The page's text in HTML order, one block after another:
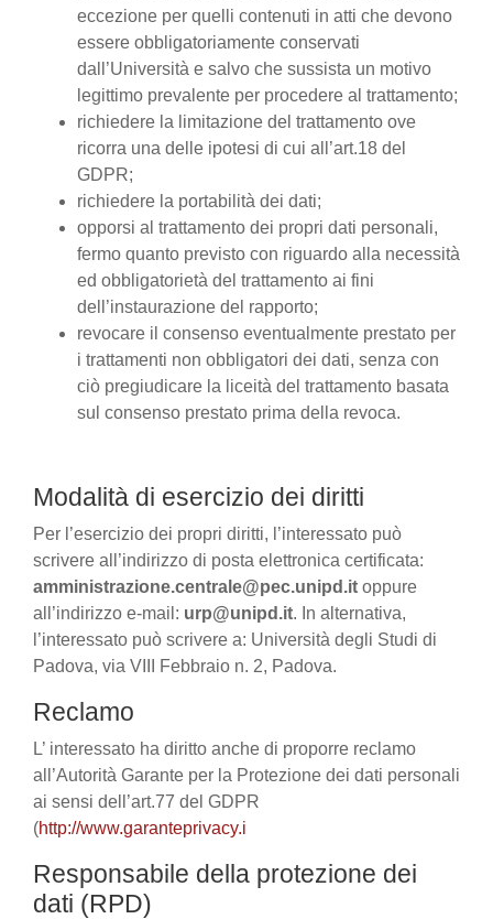
eccezione per quelli contenuti in atti che devono
essere obbligatoriamente conservati
dall’Università e salvo che sussista un motivo
legittimo prevalente per procedere al trattamento;
richiedere la limitazione del trattamento ove
ricorra una delle ipotesi di cui all’art.18 del
GDPR;
richiedere la portabilità dei dati;
opporsi al trattamento dei propri dati personali,
fermo quanto previsto con riguardo alla necessità
ed obbligatorietà del trattamento ai fini
dell’instaurazione del rapporto;
revocare il consenso eventualmente prestato per
i trattamenti non obbligatori dei dati, senza con
ciò pregiudicare la liceità del trattamento basata
sul consenso prestato prima della revoca.
Modalità di esercizio dei diritti
Per l’esercizio dei propri diritti, l’interessato può
scrivere all’indirizzo di posta elettronica certificata:
amministrazione.centrale@pec.unipd.it oppure
all’indirizzo e-mail: urp@unipd.it. In alternativa,
l’interessato può scrivere a: Università degli Studi di
Padova, via VIII Febbraio n. 2, Padova.
Reclamo
L’ interessato ha diritto anche di proporre reclamo
all’Autorità Garante per la Protezione dei dati personali
ai sensi dell’art.77 del GDPR
(http://www.garanteprivacy.i
Responsabile della protezione dei
dati (RPD)